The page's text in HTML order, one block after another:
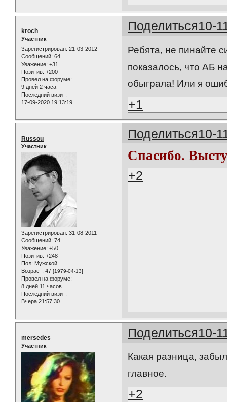
Поделиться10-
kroch
Участник
Зарегистрирован: 21-03-2012
Сообщений: 64
Уважение: +31
Позитив: +200
Провел на форуме:
9 дней 2 часа
Последний визит:
17-09-2020 19:13:19
Ребята, не пинайте
показалось, что АБ
обыграла! Или я
+1
Поделиться10-
Russou
Участник
Зарегистрирован: 31-08-2011
Сообщений: 74
Уважение: +50
Позитив: +248
Пол: Мужской
Возраст: 47 [1979-04-13]
Провел на форуме:
8 дней 11 часов
Последний визит:
Вчера 21:57:30
Спасибо.
+2
Поделиться10-
mersedes
Участник
Какая разница,
главное.
+2